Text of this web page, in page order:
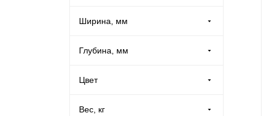
Банковское оборудование
Контейнеры и урны
Металлические двери
Ширина, мм
Глубина, мм
Цвет
Вес, кг